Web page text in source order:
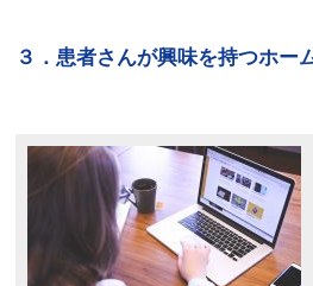
３．患者さんが興味を持つホー